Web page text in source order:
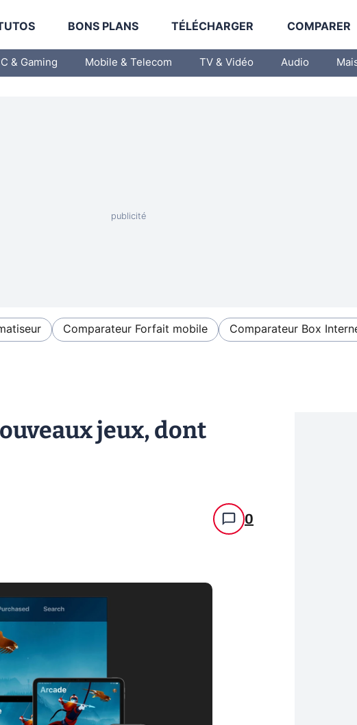
BONS PLANS TÉLÉCHARGER COMPARER
& Gaming Mobile & Telecom TV & Vidéo Audio
Comparateur Forfait mobile Comparateur Box
jeux, dont
0